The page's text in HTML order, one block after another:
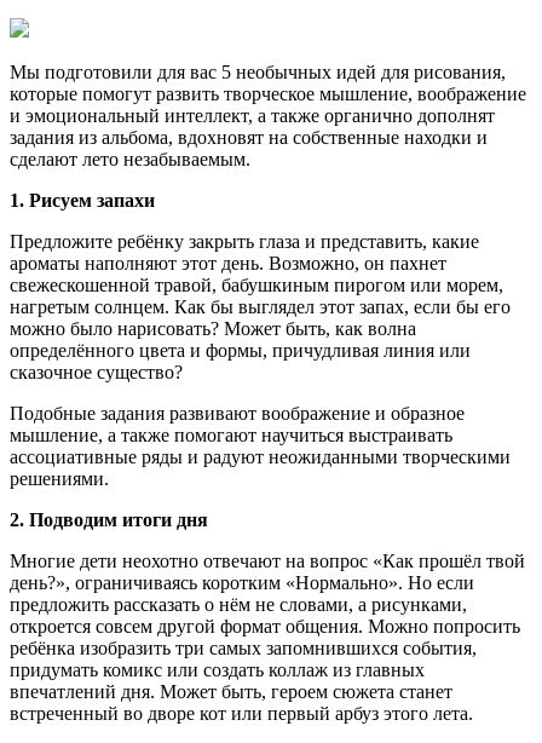
Мы подготовили для вас 5 необычных идей для рисования,
которые помогут развить творческое мышление, воображение
и эмоциональный интеллект, а также органично дополнят
задания из альбома, вдохновят на собственные находки и
сделают лето незабываемым.
1. Рисуем запахи
Предложите ребёнку закрыть глаза и представить, какие
ароматы наполняют этот день. Возможно, он пахнет
свежескошенной травой, бабушкиным пирогом или морем,
нагретым солнцем. Как бы выглядел этот запах, если бы его
можно было нарисовать? Может быть, как волна
определённого цвета и формы, причудливая линия или
сказочное существо?
Подобные задания развивают воображение и образное
мышление, а также помогают научиться выстраивать
ассоциативные ряды и радуют неожиданными творческими
решениями.
2. Подводим итоги дня
Многие дети неохотно отвечают на вопрос «Как прошёл твой
день?», ограничиваясь коротким «Нормально». Но если
предложить рассказать о нём не словами, а рисунками,
откроется совсем другой формат общения. Можно попросить
ребёнка изобразить три самых запомнившихся события,
придумать комикс или создать коллаж из главных
впечатлений дня. Может быть, героем сюжета станет
встреченный во дворе кот или первый арбуз этого лета.